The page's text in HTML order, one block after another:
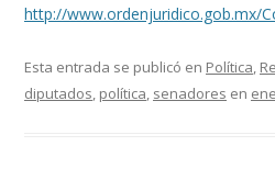
http://www.ordenjuridico.gob.mx/
Esta entrada se publicó en Política,
diputados, política, senadores en